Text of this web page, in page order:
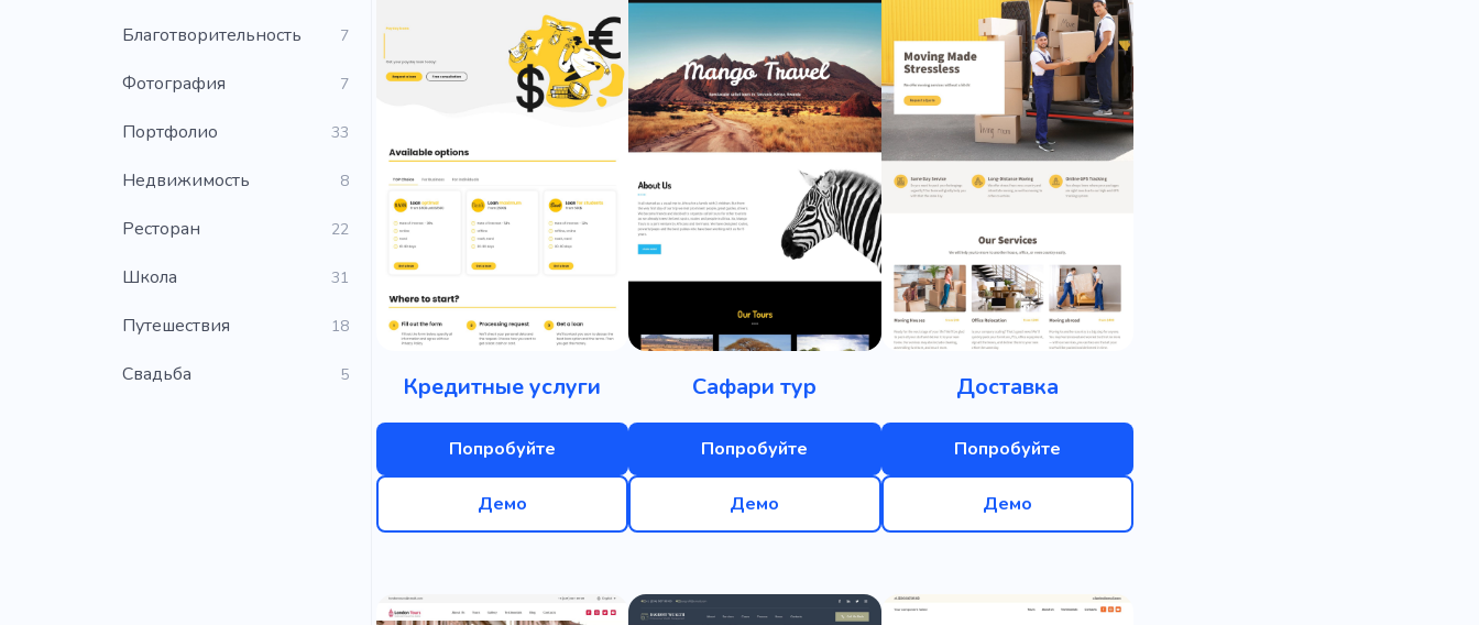
Благотворительность 7
Фотография 7
Портфолио 33
Недвижимость 8
Ресторан 22
Школа 31
Путешествия 18
Свадьба 5 Кредитные услуги
Попробуйте
Демо
Сафари тур
Попробуйте
Демо
Доставка
Попробуйте
Демо